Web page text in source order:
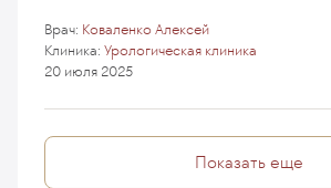
Клиника: Урологическая клиника
Врач: Коваленко Алексей
20 июля 2025
Показать еще